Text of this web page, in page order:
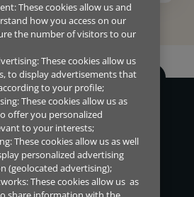
endring, derfor ønsker vi å tilby
hjelper både mennesker og bedrifter
DIREKTETILGANG
These cookies allow us and
how you access on our
the number of visitors to our
These cookies allow us
to display advertisements that
to your profile;
These cookies allow us as
offer you personalized
to your interests;
These cookies allow us as well
personalized advertising
(geolocated advertising);
These cookies allow us as